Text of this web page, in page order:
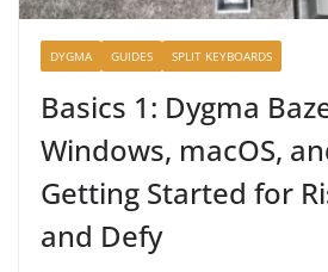
DYGMA GUIDES SPLIT KEYBOARDS
Basics 1: Dygma
Windows, macOS,
Getting Started for
and Defy